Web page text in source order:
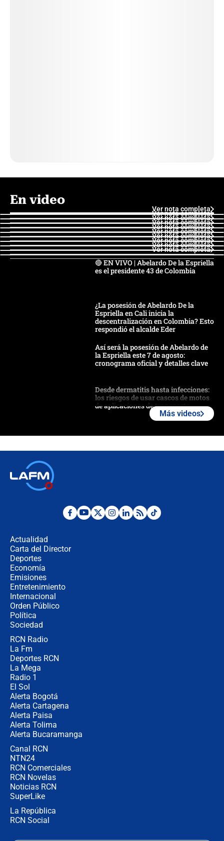
En video
Ver nota completa
Ver nota completa
Ver nota completa
Ver nota completa
Ver nota completa
Ver nota completa
Ver nota completa
Ver nota completa
Ver nota completa
Ver nota completa
🔴 EN VIVO | Abelardo De la Espriella
es el presidente 43 de Colombia
¿La posesión de Abelardo De la
Espriella en Cali inicia la
descentralización en Colombia? Esto
respondió el alcalde Eder
Así será la posesión de Abelardo de
la Espriella este 7 de agosto:
cronograma oficial y detalles clave
Desde dermatitis hasta infecciones:
los riesgos de usar cascos de motos
de aplicaciones de transporte
Posesión de Abelardo De La Espriella
Más videos
Actualidad
Carta del Director
Deportes
Economía
Emisiones
Entretenimiento
Internacional
Orden Público
Política
Sociedad
RCN Radio
La Fm
Deportes RCN
La Mega
Radio 1
El Sol
Alerta Bogotá
Alerta Cartagena
Alerta Paisa
Alerta Tolima
Alerta Bucaramanga
Canal RCN
NTN24
RCN Comerciales
RCN Novelas
Noticias RCN
SuperLike
La República
RCN Social